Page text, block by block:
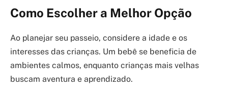
Como Escolher a Melhor Opção
Ao planejar seu passeio, considere a idade e os
interesses das crianças. Um bebê se beneficia de
ambientes calmos, enquanto crianças mais velhas
buscam aventura e aprendizado.